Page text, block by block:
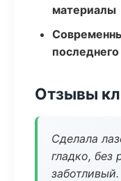
материалы
Отзывы
Сделала
гладко, без
заботливый.